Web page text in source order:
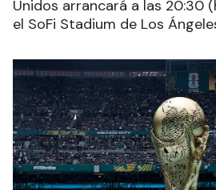
Unidos arrancará a las 20:30
el SoFi Stadium de Los